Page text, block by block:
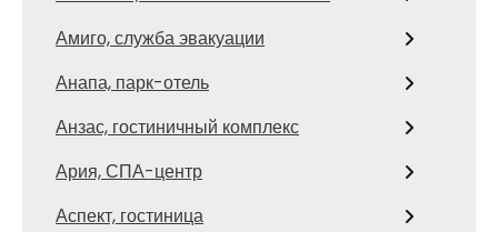
Амиго, служба эвакуации
Анапа, парк-отель
Анзас, гостиничный комплекс
Ария, СПА-центр
Аспект, гостиница